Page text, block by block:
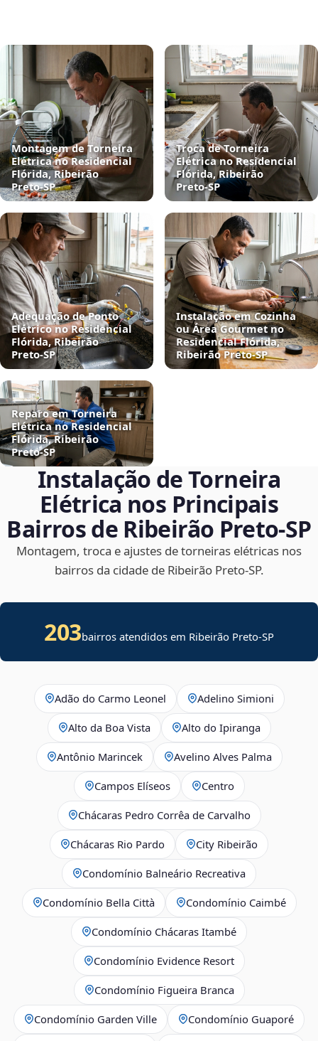
Montagem de Torneira
Elétrica no Residencial
Flórida, Ribeirão
Preto‑SP
Troca de Torneira
Elétrica no Residencial
Flórida, Ribeirão
Preto‑SP
Adequação de Ponto
Elétrico no Residencial
Flórida, Ribeirão
Preto‑SP
Instalação em Cozinha
ou Área Gourmet no
Residencial Flórida,
Ribeirão Preto‑SP
Reparo em Torneira
Elétrica no Residencial
Flórida, Ribeirão
Preto‑SP
Instalação de Torneira
Elétrica nos Principais
Bairros de Ribeirão Preto‑SP
Montagem, troca e ajustes de torneiras elétricas nos
bairros da cidade de Ribeirão Preto‑SP.
203bairros atendidos em Ribeirão Preto-SP
Adão do Carmo Leonel Adelino Simioni
Alto da Boa Vista Alto do Ipiranga
Antônio Marincek Avelino Alves Palma
Campos Elíseos Centro
Chácaras Pedro Corrêa de Carvalho
Chácaras Rio Pardo City Ribeirão
Condomínio Balneário Recreativa
Condomínio Bella Città Condomínio Caimbé
Condomínio Chácaras Itambé
Condomínio Evidence Resort
Condomínio Figueira Branca
Condomínio Garden Ville Condomínio Guaporé